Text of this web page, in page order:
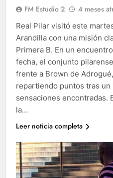
FM Estudio 2 4 meses
Real Pilar visitó este
Arandilla con una misión
Primera B. En un
fecha, el conjunto
frente a Brown de
repartiendo puntos tras un
sensaciones encontradas.
la…
Leer noticia completa